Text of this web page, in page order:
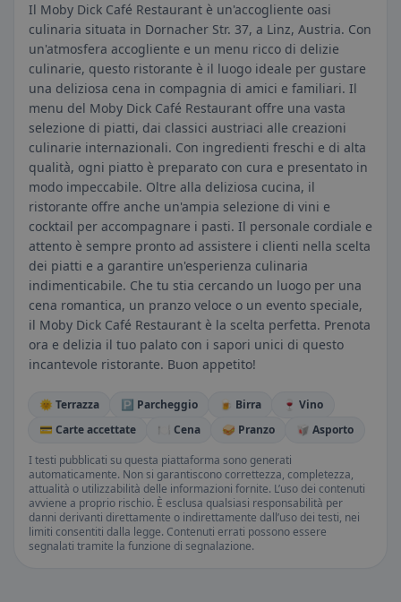
Il Moby Dick Café Restaurant è un'accogliente oasi
culinaria situata in Dornacher Str. 37, a Linz, Austria. Con
un'atmosfera accogliente e un menu ricco di delizie
culinarie, questo ristorante è il luogo ideale per gustare
una deliziosa cena in compagnia di amici e familiari. Il
menu del Moby Dick Café Restaurant offre una vasta
selezione di piatti, dai classici austriaci alle creazioni
culinarie internazionali. Con ingredienti freschi e di alta
qualità, ogni piatto è preparato con cura e presentato in
modo impeccabile. Oltre alla deliziosa cucina, il
ristorante offre anche un'ampia selezione di vini e
cocktail per accompagnare i pasti. Il personale cordiale e
attento è sempre pronto ad assistere i clienti nella scelta
dei piatti e a garantire un'esperienza culinaria
indimenticabile. Che tu stia cercando un luogo per una
cena romantica, un pranzo veloce o un evento speciale,
il Moby Dick Café Restaurant è la scelta perfetta. Prenota
ora e delizia il tuo palato con i sapori unici di questo
incantevole ristorante. Buon appetito!
🌞 Terrazza 🅿️ Parcheggio 🍺 Birra
🍷 Vino
💳 Carte accettate
🍽️ Cena 🥪 Pranzo
🥡 Asporto
I testi pubblicati su questa piattaforma sono generati
automaticamente. Non si garantiscono correttezza, completezza,
attualità o utilizzabilità delle informazioni fornite. L’uso dei contenuti
avviene a proprio rischio. È esclusa qualsiasi responsabilità per
danni derivanti direttamente o indirettamente dall’uso dei testi, nei
limiti consentiti dalla legge. Contenuti errati possono essere
segnalati tramite la funzione di segnalazione.